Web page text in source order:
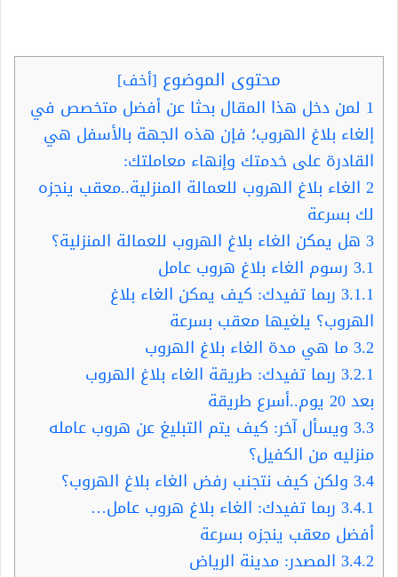
محتوى الموضوع [أخف]
1 لمن دخل هذا المقال بحثا عن أفضل متخصص في
إلغاء بلاغ الهروب؛ فإن هذه الجهة بالأسفل هي
القادرة على خدمتك وإنهاء معاملتك:
2 الغاء بلاغ الهروب للعمالة المنزلية..معقب ينجزه
لك بسرعة
3 هل يمكن الغاء بلاغ الهروب للعمالة المنزلية؟
3.1 رسوم الغاء بلاغ هروب عامل
3.1.1 ربما تفيدك: كيف يمكن الغاء بلاغ
الهروب؟ يلغيها معقب بسرعة
3.2ما هي مدة الغاء بلاغ الهروب
3.2.1 ربما تفيدك: طريقة الغاء بلاغ الهروب
بعد 20 يوم..أسرع طريقة
3.3 ويسأل آخر: كيف يتم التبليغ عن هروب عامله
منزليه من الكفيل؟
3.4 ولكن كيف نتجنب رفض الغاء بلاغ الهروب؟
3.4.1 ربما تفيدك: الغاء بلاغ هروب عامل…
أفضل معقب ينجزه بسرعة
3.4.2 المصدر: مدينة الرياض